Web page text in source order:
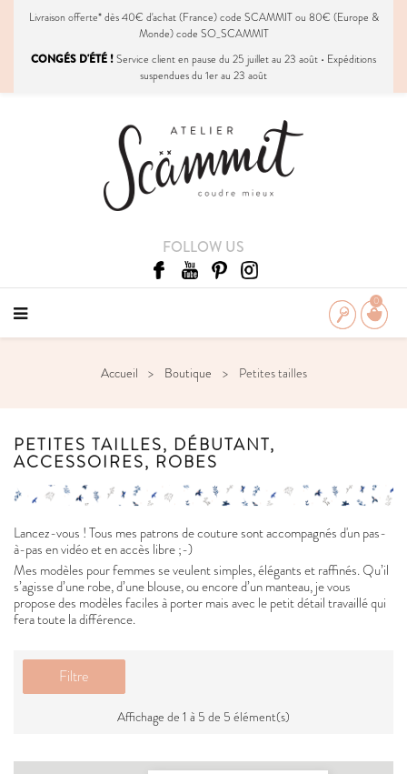
Livraison offerte* dès 40€ d'achat (France) code SCAMMIT ou 80€ (Europe &
Monde) code SO_SCAMMIT
CONGÉS D'ÉTÉ !Service client en pause du 25 juillet au 23 août • Expéditions
suspendues du 1er au 23 août
FOLLOW US
0
Accueil Boutique Petites tailles
PETITES TAILLES, DÉBUTANT,
ACCESSOIRES, ROBES
Lancez-vous ! Tous mes patrons de couture sont accompagnés d'un pas-
à-pas en vidéo et en accès libre ;-)
Mes modèles pour femmes se veulent simples, élégants et raffinés. Qu’il
s’agisse d’une robe, d’une blouse, ou encore d’un manteau, je vous
propose des modèles faciles à porter mais avec le petit détail travaillé qui
fera toute la différence.
Filtre
Affichage de 1 à 5 de 5 élément(s)